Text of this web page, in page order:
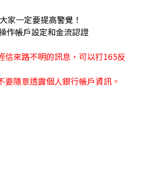
家一定要提高警覺！
作帳戶設定和金流認證
信來路不明的訊息，可以打165反
要隨意透露個人銀行帳戶資訊。